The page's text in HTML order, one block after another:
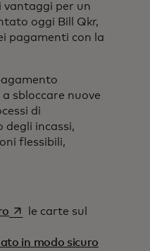
vantaggi per un
oggi Bill Qkr,
pagamenti con la
sbloccare nuove
di
degli incassi,
flessibili,
si apre in una nuova scheda
le carte sul
in modo sicuro